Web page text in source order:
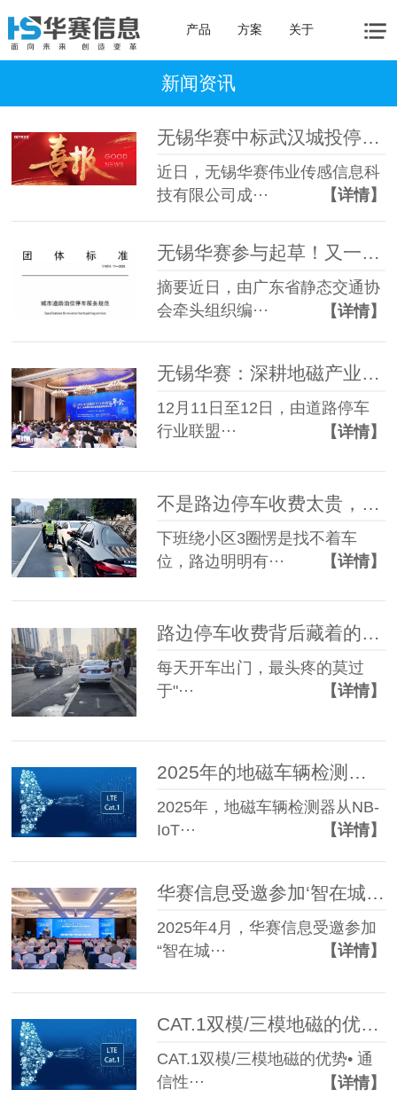
产品 方案 关于
新闻资讯
无锡华赛中标武汉城投停车 2026 年度地磁传感器供应商
近日，无锡华赛伟业传感信息科
技有限公司成···
【详情】
无锡华赛参与起草！又一智慧停车团体标准正式发布
摘要近日，由广东省静态交通协
会牵头组织编···
【详情】
无锡华赛：深耕地磁产业，蝉联道路停车智能前端标杆企业
12月11日至12日，由道路停车
行业联盟···
【详情】
不是路边停车收费太贵，是免费太“贵”——看完这篇你就懂了
下班绕小区3圈愣是找不着车
位，路边明明有···
【详情】
路边停车收费背后藏着的"黑科技"：90%车主都没看到的硬核好处
每天开车出门，最头疼的莫过
于"···
【详情】
2025年的地磁车辆检测器为什么从NB-IOT逐步改用CAT.1的了？
2025年，地磁车辆检测器从NB-
IoT···
【详情】
华赛信息受邀参加‘智在城市·智行无忧’2025智慧停车城市巡展-西安站活动
2025年4月，华赛信息受邀参加
“智在城···
【详情】
CAT.1双模/三模地磁的优势及生产厂家推荐
CAT.1双模/三模地磁的优势• 通
信性···
【详情】